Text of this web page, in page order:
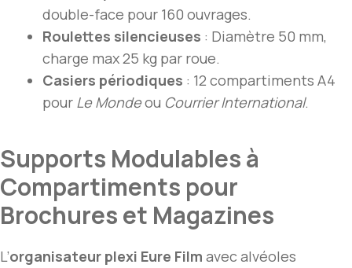
double-face pour 160 ouvrages.
Roulettes silencieuses : Diamètre 50 mm,
charge max 25 kg par roue.
Casiers périodiques : 12 compartiments A4
pour Le Mondeou Courrier International.
Supports Modulables à
Compartiments pour
Brochures et Magazines
L’organisateur plexi Eure Film avec alvéoles